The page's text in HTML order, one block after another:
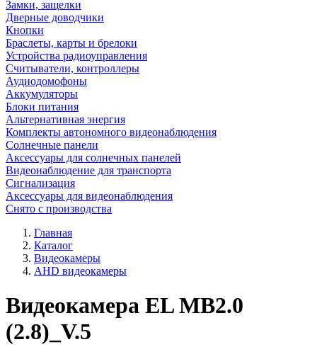
Замки, защелки
Дверные доводчики
Кнопки
Браслеты, карты и брелоки
Устройства радиоуправления
Считыватели, контроллеры
Аудиодомофоны
Аккумуляторы
Блоки питания
Альтернативная энергия
Комплекты автономного видеонаблюдения
Солнечные панели
Аксессуары для солнечных панелей
Видеонаблюдение для транспорта
Сигнализация
Аксессуары для видеонаблюдения
Снято с производства
Главная
Каталог
Видеокамеры
AHD видеокамеры
Видеокамера EL MB2.0
(2.8)_V.5